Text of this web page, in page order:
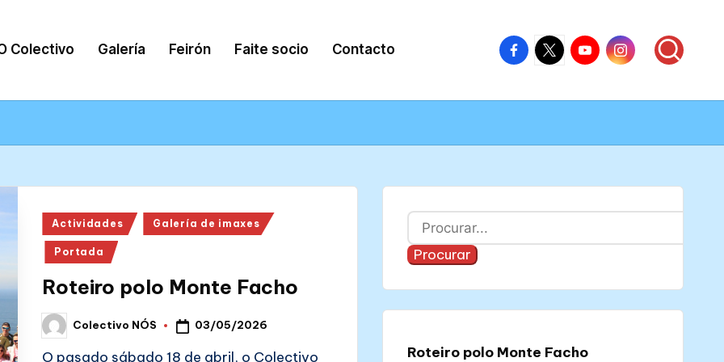
Colectivo Galería Feirón Faite socio Contacto
Facebook
–
Nós
X
–
Nós
Youtube
–
Nós
Instagram
–
Nós
Posted
in
Actividades Galería de imaxes
Portada
Roteiro polo Monte Facho
Posted
by
Colectivo NÓS 03/05/2026
O pasado sábado 18 de abril, o Colectivo
Buscar
Procurar
Roteiro polo Monte Facho